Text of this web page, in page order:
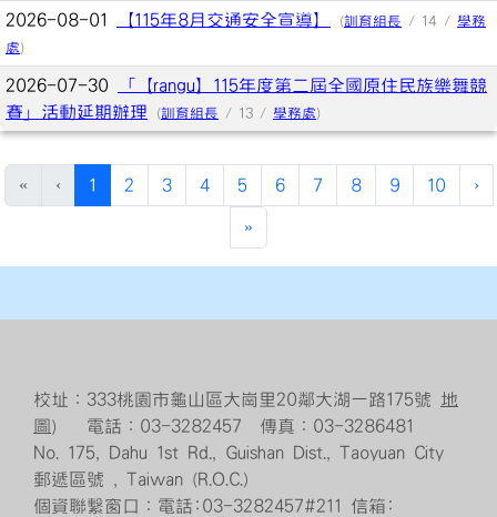
2026-08-01 【115年8月交通安全宣導】 (訓育組長 / 14 / 學務
處)
2026-07-30
「【rangu】115年度第二屆全國原住民族樂舞競
賽」活動延期辦理
(訓育組長 / 13 / 學務處)
« ‹ 1 (current)
2 3 4 5 6 7 8 9 10 ›
»
校址：333桃園市龜山區大崗里20鄰大湖一路175號 地
圖） 電話：03-3282457 傳真：03-3286481
No. 175, Dahu 1st Rd., Guishan Dist., Taoyuan City
郵遞區號 , Taiwan (R.O.C.)
個資聯繫窗口：電話:03-3282457#211 信箱: